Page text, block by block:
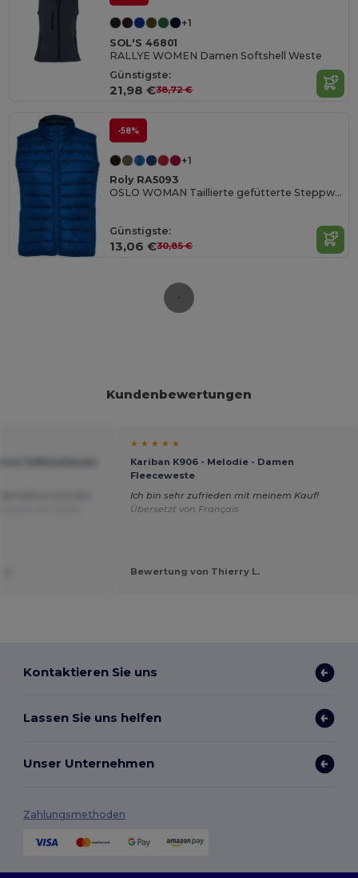
+1
SOL'S 46801
RALLYE WOMEN Damen Softshell Weste
Günstigste:
21,98 €38,72 €
-58%
+1
Roly RA5093
OSLO WOMAN Taillierte gefütterte Steppweste
Günstigste:
13,06 €30,85 €
Kundenbewertungen
★ ★ ★ ★ ★
Kariban K906 - Melodie - Damen
Fleeceweste
Ich bin sehr zufrieden mit meinem Kauf!
Übersetzt von Français
Bewertung von Thierry L.
Kontaktieren Sie uns
Lassen Sie uns helfen
Unser Unternehmen
Zahlungsmethoden